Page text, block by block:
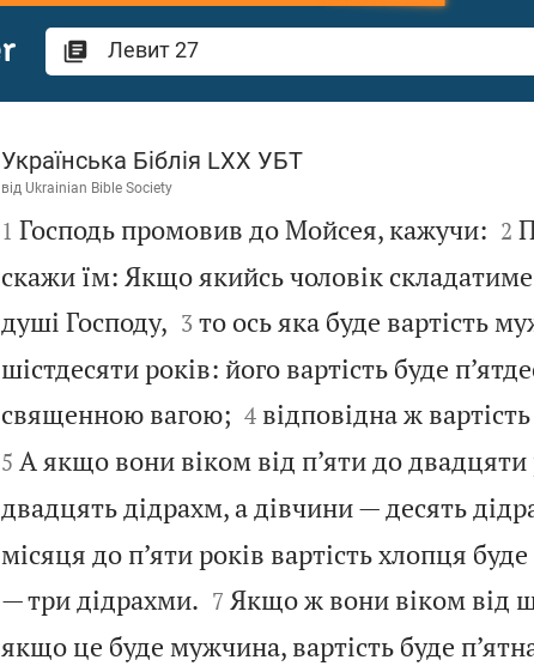
Левит 27
Українська Біблія LXX УБТ
від Ukrainian Bible Society

1 Господь промовив до Мойсея, кажучи:
2
скажи їм: Якщо якийсь чоловік складатиме
душі Господу,
3 то ось яка буде вартість
шістдесяти років: його вартість буде
священною вагою;
4 відповідна ж
5 А якщо вони віком від п’яти до двадцяти
двадцять дідрахм, а дівчини — десять
місяця до п’яти років вартість хлопця
— три дідрахми.
7 Якщо ж вони віком від
якщо це буде мужчина, вартість буде